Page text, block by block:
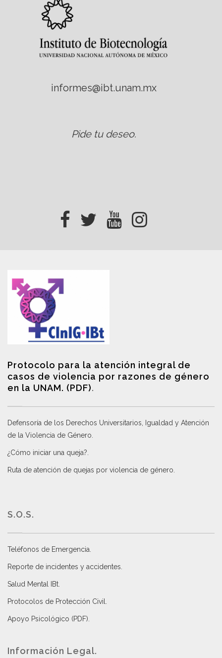
informes@ibt.unam.mx
Pide tu deseo.
Protocolo para la atención integral de
casos de violencia por razones de género
en la UNAM. (PDF).
Defensoría de los Derechos Universitarios, Igualdad y Atención
de la Violencia de Género
¿Cómo iniciar una queja?
Ruta de atención de quejas por violencia de género
S.O.S.
Teléfonos de Emergencia.
Reporte de incidentes y accidentes
Salud Mental IBt
Protocolos de Protección Civil
Apoyo Psicológico (PDF)
Información Legal.